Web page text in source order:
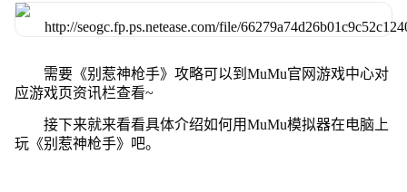
需要《别惹神枪手》攻略可以到MuMu官网游戏中心对
应游戏页资讯栏查看~
接下来就来看看具体介绍如何用MuMu模拟器在电脑上
玩《别惹神枪手》吧。